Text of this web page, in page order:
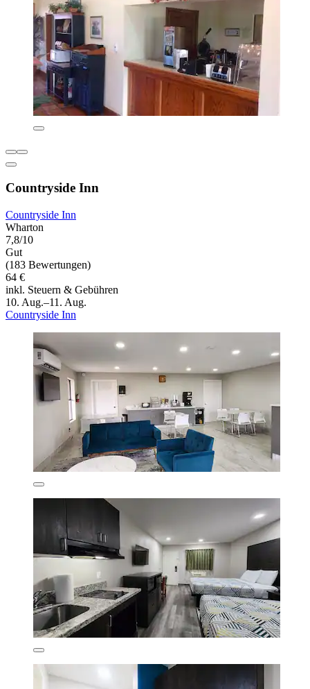
Countryside Inn
Countryside Inn
Wharton
7,8/10
Gut
(183 Bewertungen)
64 €
inkl. Steuern & Gebühren
10. Aug.–11. Aug.
Countryside Inn